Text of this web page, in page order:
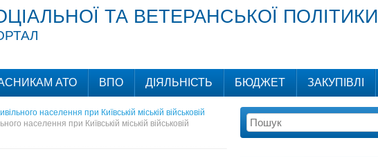
ТА ВЕТЕРАНСЬКОЇ ПОЛІТИКИ
АТО ВПО ДІЯЛЬНІСТЬ БЮДЖЕТ ЗАКУПІВЛІ
населення при Київській міській військовій
населення при Київській міській військовій